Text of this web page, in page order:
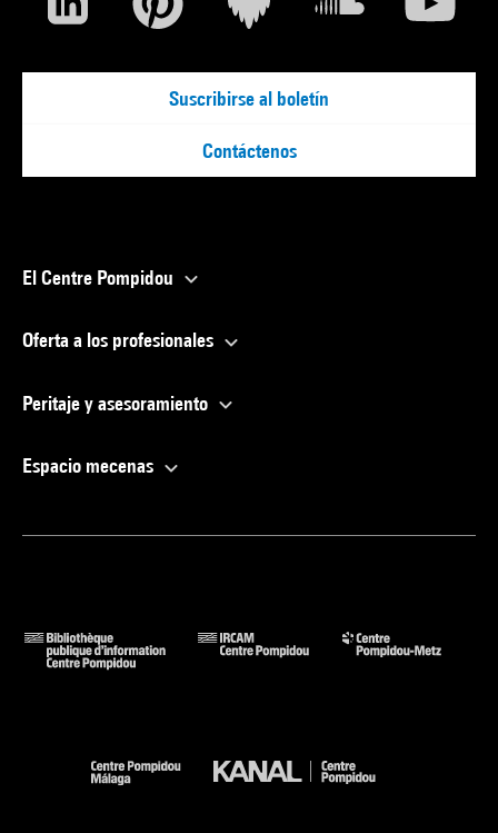
Suscribirse al boletín
Contáctenos
El Centre Pompidou
Oferta a los profesionales
Peritaje y asesoramiento
Espacio mecenas